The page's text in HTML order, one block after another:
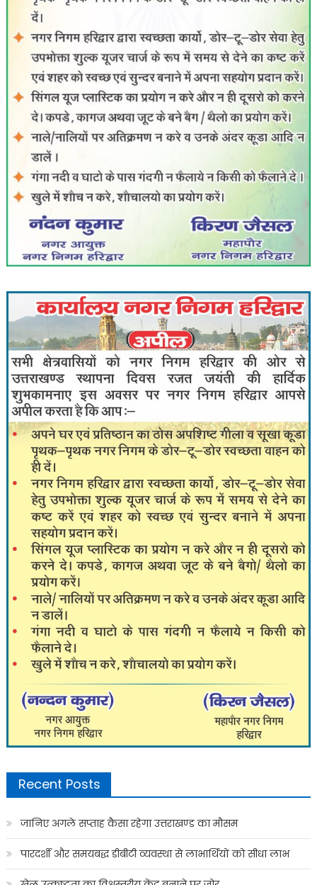
Recent Posts
जानिए अगले सप्ताह कैसा रहेगा उत्तराखण्ड का मौसम
पारदर्शी और समयबद्ध डीबीटी व्यवस्था से लाभार्थियों को सीधा लाभ